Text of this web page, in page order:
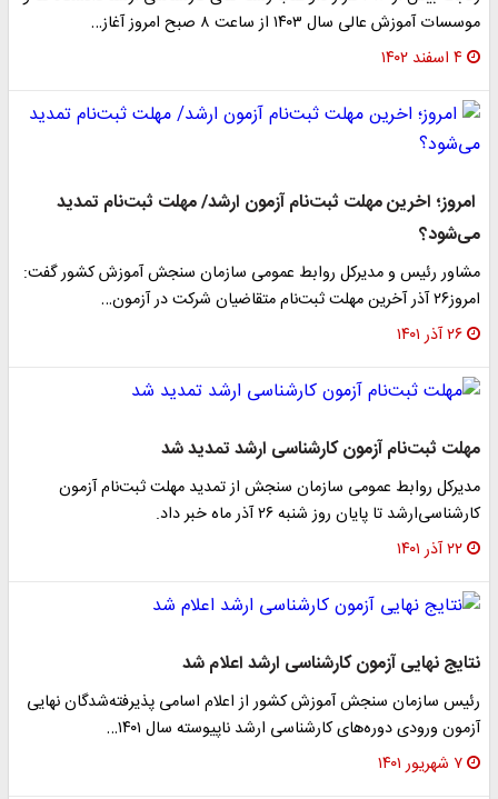
موسسات آموزش عالی سال ۱۴۰۳ از ساعت ۸ صبح امروز آغاز…
۴ اسفند ۱۴۰۲
امروز؛ اخرین مهلت ثبت‌نام آزمون ارشد/ مهلت ثبت‌نام تمدید
می‌شود؟
مشاور رئیس و مدیرکل روابط عمومی سازمان سنجش آموزش کشور گفت:
امروز۲۶ آذر آخرین مهلت ثبت‌نام متقاضیان شرکت در آزمون…
۲۶ آذر ۱۴۰۱
مهلت ثبت‌نام آزمون کارشناسی ارشد تمدید شد
مدیرکل روابط عمومی سازمان سنجش از تمدید مهلت ثبت‌نام آزمون
کارشناسی‌ارشد تا پایان روز شنبه ۲۶ آذر ماه خبر داد.
۲۲ آذر ۱۴۰۱
نتایج نهایی آزمون کارشناسی ارشد اعلام شد
رئیس سازمان سنجش آموزش کشور از اعلام اسامی پذیرفته‌شدگان نهایی
آزمون ورودی دوره‌های کارشناسی ارشد ناپیوسته سال ۱۴۰۱…
۷ شهریور ۱۴۰۱